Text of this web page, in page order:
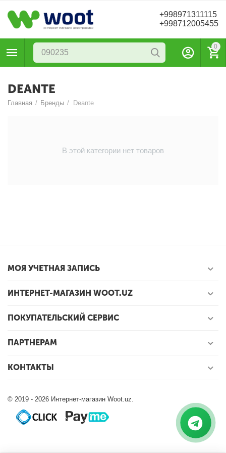
+998971311115
+998712005455
0
DEANTE
Главная / Бренды / Deante
В этой категории нет товаров
МОЯ УЧЕТНАЯ ЗАПИСЬ
ИНТЕРНЕТ-МАГАЗИН WOOT.UZ
ПОКУПАТЕЛЬСКИЙ СЕРВИС
ПАРТНЕРАМ
КОНТАКТЫ
© 2019 - 2026 Интернет-магазин Woot.uz.